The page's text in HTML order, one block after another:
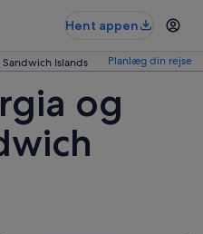
Hent appen
Islands Planlæg din rejse
og